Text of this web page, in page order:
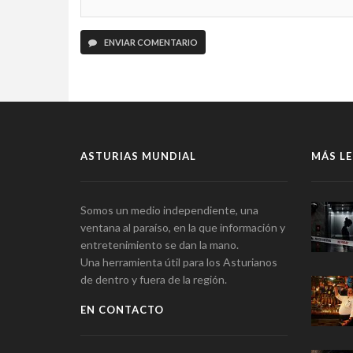
ENVIAR COMENTARIO
ASTURIAS MUNDIAL
Somos un medio independiente, una
ventana al paraíso, en la que información y
entretenimiento se dan la mano.
Una herramienta útil para los Asturianos
de dentro y fuera de la región.
EN CONTACTO
MÁS